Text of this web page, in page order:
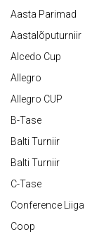
Aasta Parimad
Aastalõputurniir
Alcedo Cup
Allegro
Allegro CUP
B-Tase
Balti Turniir
Balti Turniir
C-Tase
Conference Liiga
Coop